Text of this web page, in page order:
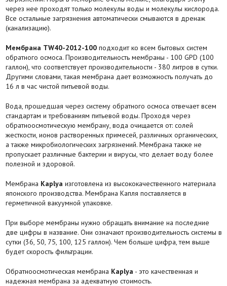
через нее проходят только молекулы воды и молекулы кислорода.
Все остальные загрязнения автоматически смываются в дренаж
(канализацию).
Мембрана TW40-2012-100подходит ко всем бытовых систем
обратного осмоса. Производительность мембраны - 100 GPD (100
галлон), что соответствует производительности - 380 литров в сутки.
Другими словами, такая мембрана дает возможность получать до
16 л в час чистой питьевой воды.
Вода, прошедшая через систему обратного осмоса отвечает всем
стандартам и требованиям питьевой воды. Проходя через
обратноосмотическую мембрану, вода очищается от: солей
жесткости, ионов растворенных примесей, различных органических,
а также микробиологических загрязнений. Мембрана также не
пропускает различные бактерии и вирусы, что делает воду более
полезной и здоровой.
Мембрана Kaplya изготовлена из высококачественного материала
японского производства. Мембрана Капля поставляется в
герметичной вакуумной упаковке.
При выборе мембраны нужно обращать внимание на последние
две цифры в название. Они означают производительность системы в
сутки (36, 50, 75, 100, 125 галлон). Чем больше цифра, тем выше
будет скорость фильтрации.
Обратноосмотическая мембрана Kaplya - это качественная и
надежная мембрана за адекватную стоимость.